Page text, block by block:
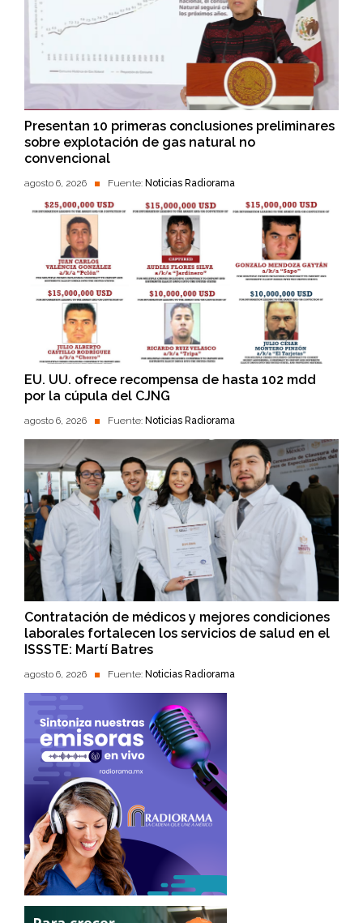
Presentan 10 primeras conclusiones preliminares
sobre explotación de gas natural no
convencional
agosto 6, 2026 Fuente: Noticias Radiorama
EU. UU. ofrece recompensa de hasta 102 mdd
por la cúpula del CJNG
agosto 6, 2026 Fuente: Noticias Radiorama
Contratación de médicos y mejores condiciones
laborales fortalecen los servicios de salud en el
ISSSTE: Martí Batres
agosto 6, 2026 Fuente: Noticias Radiorama